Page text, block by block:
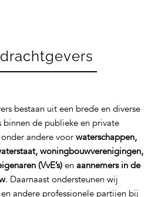
bestaan uit een brede en diverse
de publieke en private
andere voor waterschappen,
woningbouwverenigingen,
(VvE’s)en aannemers in de
. Daarnaast ondersteunen wij
andere professionele partijen bij